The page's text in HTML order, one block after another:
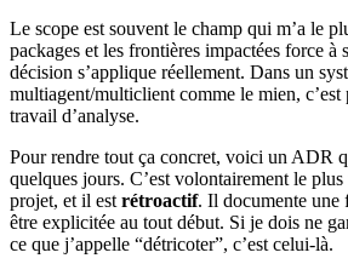
Le scope est souvent le champ qui m’a le
packages et les frontières impactées force à
décision s’applique réellement. Dans un
multiagent/multiclient comme le mien,
travail d’analyse.
Pour rendre tout ça concret, voici un ADR
quelques jours. C’est volontairement le
projet, et il est rétroactif. Il documente une
être explicitée au tout début. Si je dois ne
ce que j’appelle “détricoter”, c’est celui-là.